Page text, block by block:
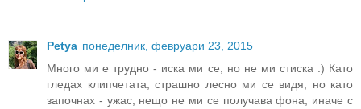
Petya понеделник, февруари 23, 2015
Много ми е трудно - иска ми се, но не ми стиска :) Като
гледах клипчетата, страшно лесно ми се видя, но като
започнах - ужас, нещо не ми се получава фона, иначе с